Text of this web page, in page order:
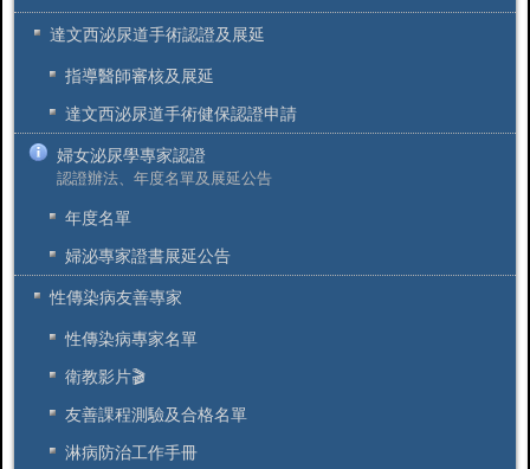
達文西泌尿道手術認證及展延
指導醫師審核及展延
達文西泌尿道手術健保認證申請
婦女泌尿學專家認證
認證辦法、年度名單及展延公告
年度名單
婦泌專家證書展延公告
性傳染病友善專家
性傳染病專家名單
衛教影片🎬
友善課程測驗及合格名單
淋病防治工作手冊